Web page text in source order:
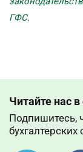
ГФС.
Читайте нас в
Подпишитесь,
бухгалтерских